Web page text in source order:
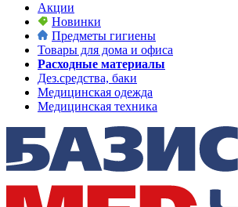
Акции
Новинки
Предметы гигиены
Товары для дома и офиса
Расходные материалы
Дез.средства, баки
Медицинская одежда
Медицинская техника